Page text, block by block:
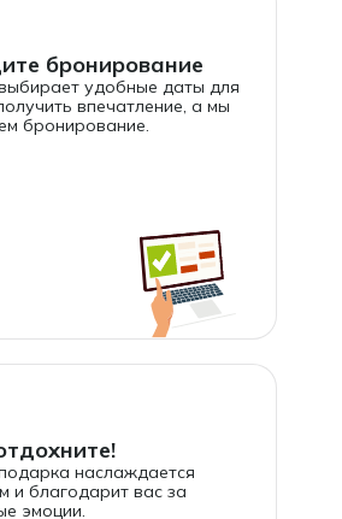
бронирование
удобные даты для
впечатление, а мы
бронирование.
наслаждается
и благодарит вас за
эмоции.